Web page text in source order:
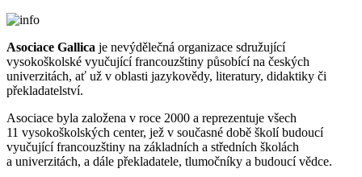
Asociace Gallica je nevýdělečná organizace sdružující
vysokoškolské vyučující francouzštiny působící na českých
univerzitách, ať už v oblasti jazykovědy, literatury, didaktiky či
překladatelství.
Asociace byla založena v roce 2000 a reprezentuje všech
11 vysokoškolských center, jež v současné době školí budoucí
vyučující francouzštiny na základních a středních školách
a univerzitách, a dále překladatele, tlumočníky a budoucí vědce.